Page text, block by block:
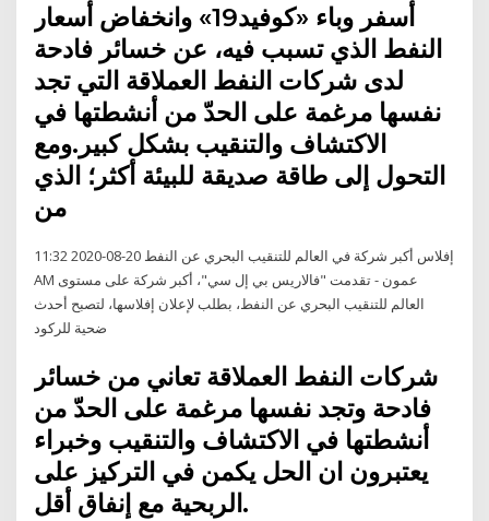
أسفر وباء «كوفيد19» وانخفاض أسعار
النفط الذي تسبب فيه، عن خسائر فادحة
لدى شركات النفط العملاقة التي تجد
نفسها مرغمة على الحدّ من أنشطتها في
الاكتشاف والتنقيب بشكل كبير.ومع
التحول إلى طاقة صديقة للبيئة أكثر؛ الذي
من
إفلاس أكبر شركة في العالم للتنقيب البحري عن النفط 20-08-2020 11:32
AM عمون - تقدمت "فالاريس بي إل سي"، أكبر شركة على مستوى
العالم للتنقيب البحري عن النفط، بطلب لإعلان إفلاسها، لتصبح أحدث
ضحية للركود
شركات النفط العملاقة تعاني من خسائر
فادحة وتجد نفسها مرغمة على الحدّ من
أنشطتها في الاكتشاف والتنقيب وخبراء
يعتبرون ان الحل يكمن في التركيز على
الربحية مع إنفاق أقل.